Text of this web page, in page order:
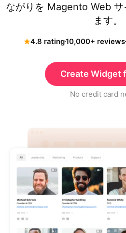
ながりを Magento Web サ
ます。
4.8 rating10,000+ reviews
Create Widget
No credit card